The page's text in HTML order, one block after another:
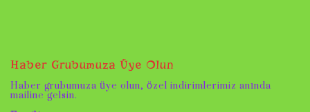
Haber Grubumuza Üye Olun
Haber grubumuza üye olun, özel indirimlerimiz anında
mailine gelsin.